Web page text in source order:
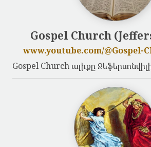
Gospel Church
www.youtube.com/@Gospel-
Gospel Church ալիքը